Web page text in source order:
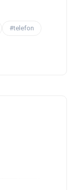
#telefon